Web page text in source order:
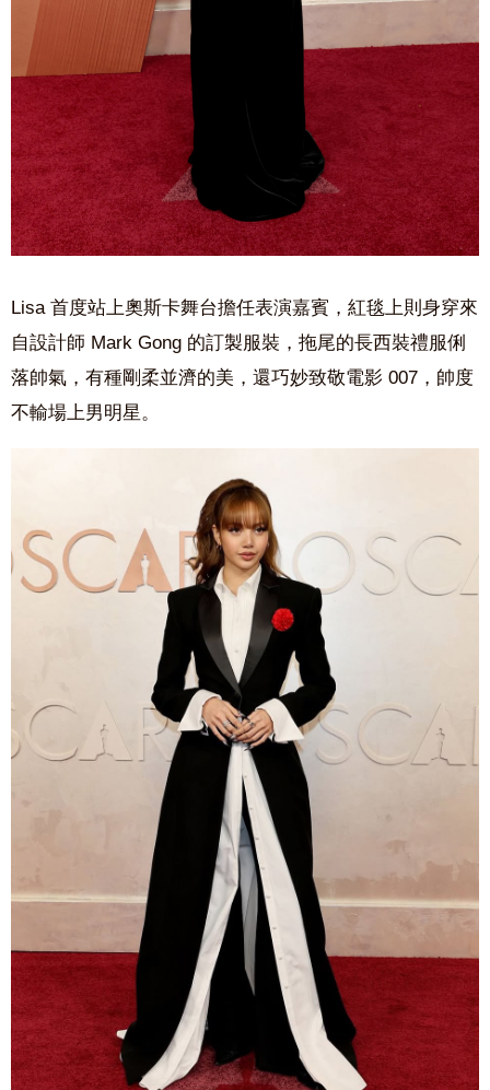
Lisa 首度站上奧斯卡舞台擔任表演嘉賓，紅毯上則身穿來
自設計師 Mark Gong 的訂製服裝，拖尾的長西裝禮服俐
落帥氣，有種剛柔並濟的美，還巧妙致敬電影 007，帥度
不輸場上男明星。